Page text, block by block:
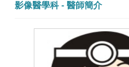
教學研究
影像醫學科 - 醫師簡介